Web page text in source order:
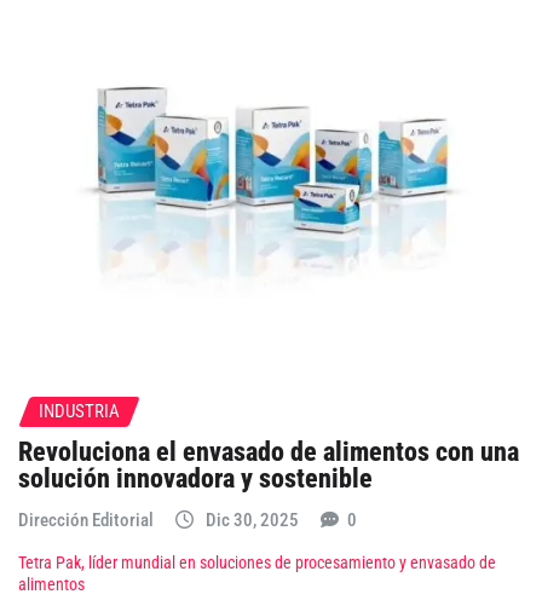
INDUSTRIA
Revoluciona el envasado de alimentos con una
solución innovadora y sostenible
Dirección Editorial Dic 30, 2025 0
Tetra Pak, líder mundial en soluciones de procesamiento y envasado de
alimentos